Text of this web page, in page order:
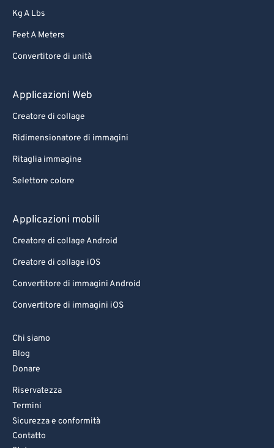
Kg A Lbs
Feet A Meters
Convertitore di unità
Applicazioni Web
Creatore di collage
Ridimensionatore di immagini
Ritaglia immagine
Selettore colore
Applicazioni mobili
Creatore di collage Android
Creatore di collage iOS
Convertitore di immagini Android
Convertitore di immagini iOS
Chi siamo
Blog
Donare
Riservatezza
Termini
Sicurezza e conformità
Contatto